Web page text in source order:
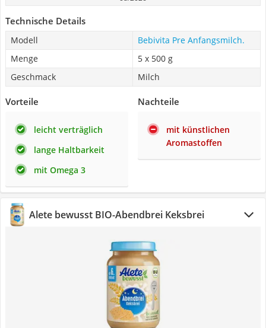
Technische Details
Modell
Bebivita Pre Anfangsmilch.
Menge
5 x 500 g
Geschmack
Milch
Vorteile
leicht verträglich
lange Haltbarkeit
mit Omega 3
Nachteile
mit künstlichen
Aromastoffen
Alete bewusst BIO-Abendbrei Keksbrei